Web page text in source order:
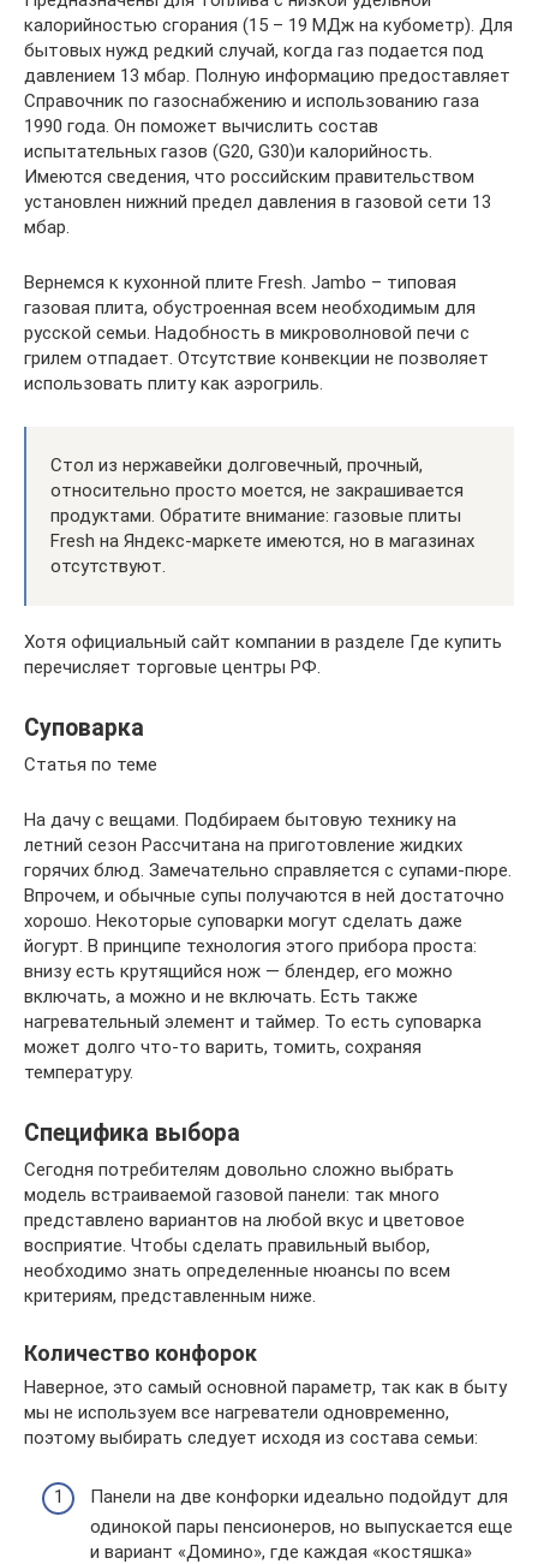
калорийностью сгорания (15 – 19 МДж на кубометр). Для
бытовых нужд редкий случай, когда газ подается под
давлением 13 мбар. Полную информацию предоставляет
Справочник по газоснабжению и использованию газа
1990 года. Он поможет вычислить состав
испытательных газов (G20, G30)и калорийность.
Имеются сведения, что российским правительством
установлен нижний предел давления в газовой сети 13
мбар.
Вернемся к кухонной плите Fresh. Jambo – типовая
газовая плита, обустроенная всем необходимым для
русской семьи. Надобность в микроволновой печи с
грилем отпадает. Отсутствие конвекции не позволяет
использовать плиту как аэрогриль.
Стол из нержавейки долговечный, прочный,
относительно просто моется, не закрашивается
продуктами. Обратите внимание: газовые плиты
Fresh на Яндекс-маркете имеются, но в магазинах
отсутствуют.
Хотя официальный сайт компании в разделе Где купить
перечисляет торговые центры РФ.
Суповарка
Статья по теме
На дачу с вещами. Подбираем бытовую технику на
летний сезон Рассчитана на приготовление жидких
горячих блюд. Замечательно справляется с супами-пюре.
Впрочем, и обычные супы получаются в ней достаточно
хорошо. Некоторые суповарки могут сделать даже
йогурт. В принципе технология этого прибора проста:
внизу есть крутящийся нож — блендер, его можно
включать, а можно и не включать. Есть также
нагревательный элемент и таймер. То есть суповарка
может долго что-то варить, томить, сохраняя
температуру.
Специфика выбора
Сегодня потребителям довольно сложно выбрать
модель встраиваемой газовой панели: так много
представлено вариантов на любой вкус и цветовое
восприятие. Чтобы сделать правильный выбор,
необходимо знать определенные нюансы по всем
критериям, представленным ниже.
Количество конфорок
Наверное, это самый основной параметр, так как в быту
мы не используем все нагреватели одновременно,
поэтому выбирать следует исходя из состава семьи:
Панели на две конфорки идеально подойдут для
одинокой пары пенсионеров, но выпускается еще
и вариант «Домино», где каждая «костяшка»